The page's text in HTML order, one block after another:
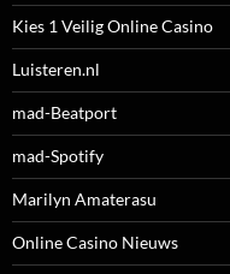
Kies 1 Veilig Online Casino
Luisteren.nl
mad-Beatport
mad-Spotify
Marilyn Amaterasu
Online Casino Nieuws